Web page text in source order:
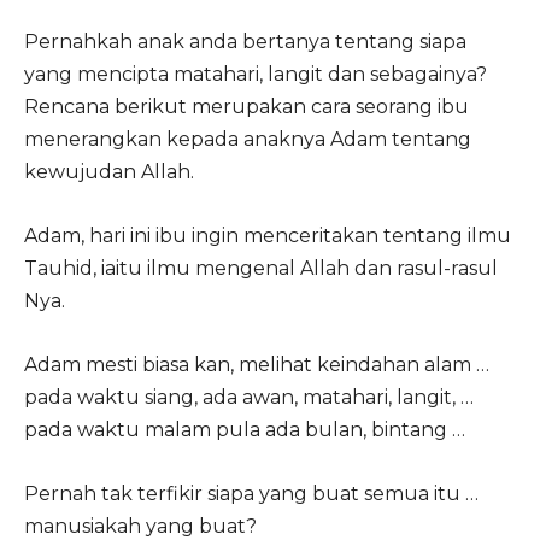
Pernahkah anak anda bertanya tentang siapa
yang mencipta matahari, langit dan sebagainya?
Rencana berikut merupakan cara seorang ibu
menerangkan kepada anaknya Adam tentang
kewujudan Allah.
Adam, hari ini ibu ingin menceritakan tentang ilmu
Tauhid, iaitu ilmu mengenal Allah dan rasul-rasul
Nya.
Adam mesti biasa kan, melihat keindahan alam …
pada waktu siang, ada awan, matahari, langit, …
pada waktu malam pula ada bulan, bintang …
Pernah tak terfikir siapa yang buat semua itu …
manusiakah yang buat?